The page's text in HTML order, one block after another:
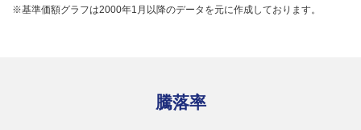
※基準価額グラフは2000年1月以降のデータを元に作成しております。
騰落率